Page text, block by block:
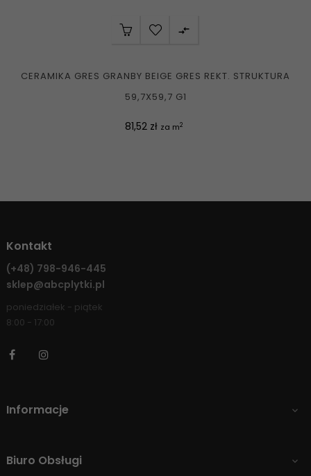

CERAMIKA GRES GRANBY BEIGE GRES REKT. STRUKTURA
59,7X59,7 G1
Cena
81,52 zł za m2
Kontakt
(+48) 798-946-445
sklep@abcplytki.pl
poniedziałek - piątek
8:00 - 17:00
Facebook
Informacje 
Biuro Obsługi 